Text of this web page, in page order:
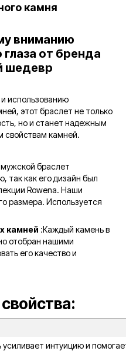
камня
вниманию
глаза от бренда
шедевр
использованию
этот браслет не только
но и станет надежным
свойствам камней.
браслет
так как его дизайн был
Rowena. Наши
размера. Используется
камней :Каждый камень в
отобран нашими
его качество и
усиливает интуицию и